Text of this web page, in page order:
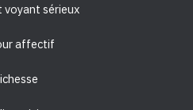
voyant sérieux
affectif